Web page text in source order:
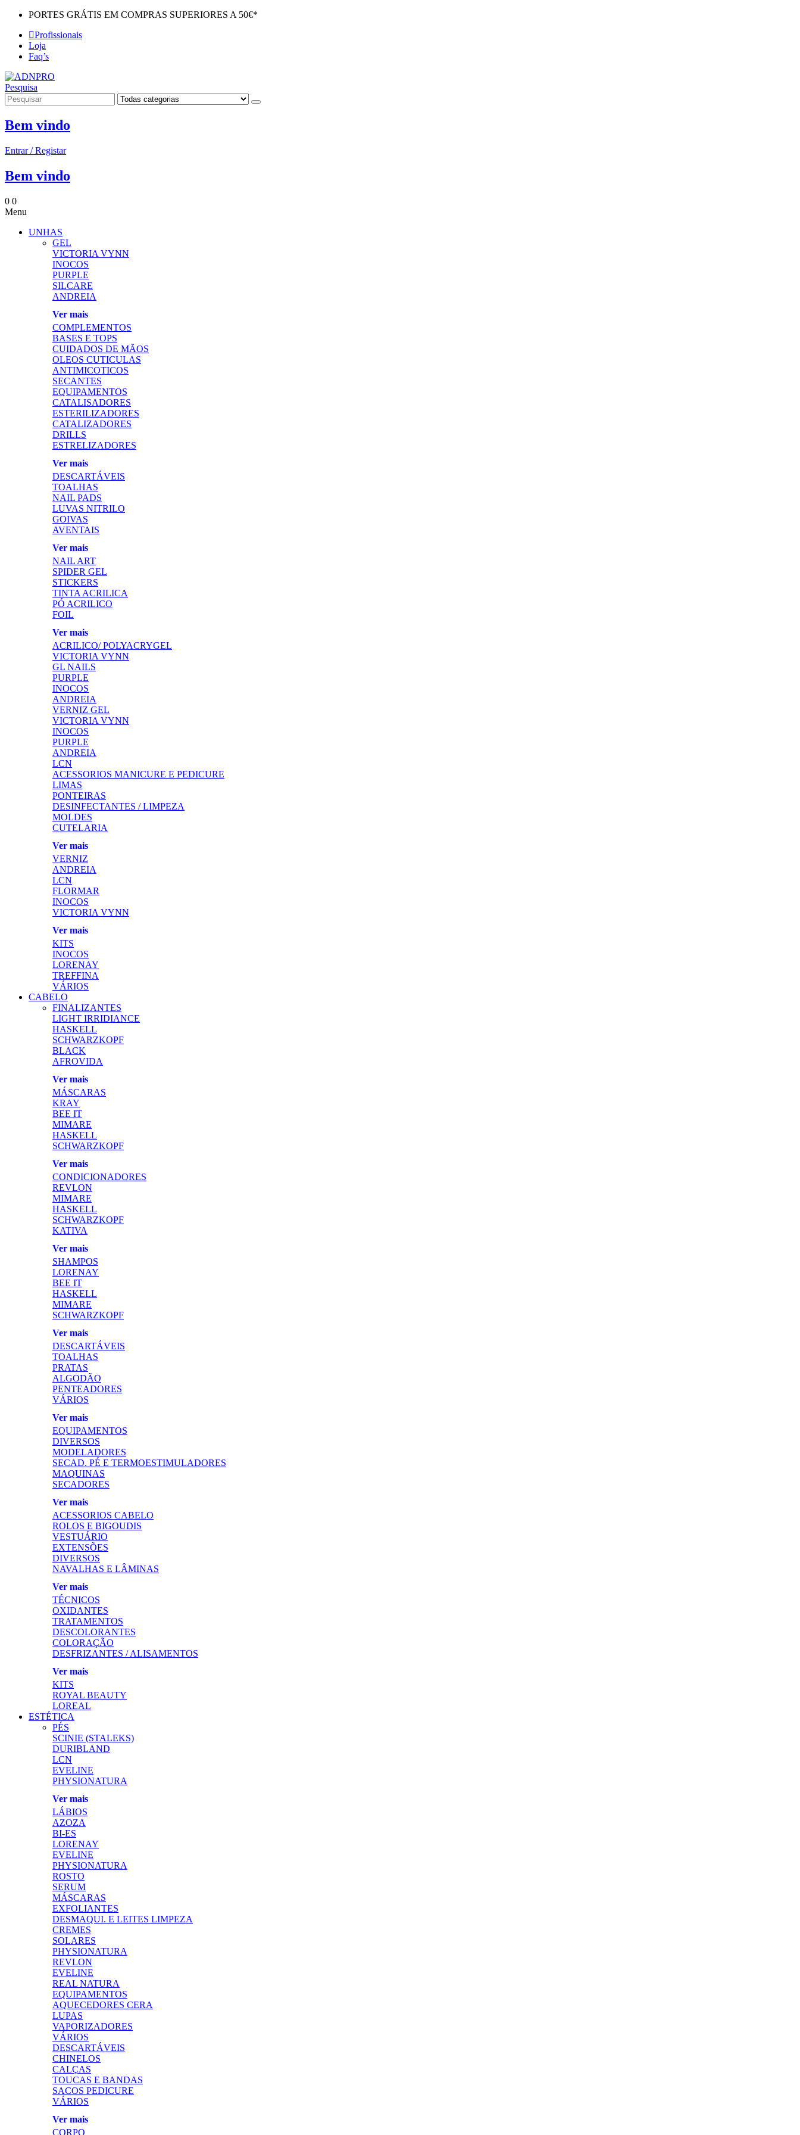
PORTES GRÁTIS EM COMPRAS SUPERIORES A 50€*
Profissionais
Loja
Faq’s
Pesquisa
Bem vindo
Entrar / Registar
Bem vindo
0 0
Menu
UNHAS
GEL
VICTORIA VYNN
INOCOS
PURPLE
SILCARE
ANDREIA
Ver mais
COMPLEMENTOS
BASES E TOPS
CUIDADOS DE MÃOS
OLEOS CUTICULAS
ANTIMICOTICOS
SECANTES
EQUIPAMENTOS
CATALISADORES
ESTERILIZADORES
CATALIZADORES
DRILLS
ESTRELIZADORES
Ver mais
DESCARTÁVEIS
TOALHAS
NAIL PADS
LUVAS NITRILO
GOIVAS
AVENTAIS
Ver mais
NAIL ART
SPIDER GEL
STICKERS
TINTA ACRILICA
PÓ ACRILICO
FOIL
Ver mais
ACRILICO/ POLYACRYGEL
VICTORIA VYNN
GL NAILS
PURPLE
INOCOS
ANDREIA
VERNIZ GEL
VICTORIA VYNN
INOCOS
PURPLE
ANDREIA
LCN
ACESSORIOS MANICURE E PEDICURE
LIMAS
PONTEIRAS
DESINFECTANTES / LIMPEZA
MOLDES
CUTELARIA
Ver mais
VERNIZ
ANDREIA
LCN
FLORMAR
INOCOS
VICTORIA VYNN
Ver mais
KITS
INOCOS
LORENAY
TREFFINA
VÁRIOS
CABELO
FINALIZANTES
LIGHT IRRIDIANCE
HASKELL
SCHWARZKOPF
BLACK
AFROVIDA
Ver mais
MÁSCARAS
KRAY
BEE IT
MIMARE
HASKELL
SCHWARZKOPF
Ver mais
CONDICIONADORES
REVLON
MIMARE
HASKELL
SCHWARZKOPF
KATIVA
Ver mais
SHAMPOS
LORENAY
BEE IT
HASKELL
MIMARE
SCHWARZKOPF
Ver mais
DESCARTÁVEIS
TOALHAS
PRATAS
ALGODÃO
PENTEADORES
VÁRIOS
Ver mais
EQUIPAMENTOS
DIVERSOS
MODELADORES
SECAD. PÉ E TERMOESTIMULADORES
MAQUINAS
SECADORES
Ver mais
ACESSORIOS CABELO
ROLOS E BIGOUDIS
VESTUÁRIO
EXTENSÕES
DIVERSOS
NAVALHAS E LÂMINAS
Ver mais
TÉCNICOS
OXIDANTES
TRATAMENTOS
DESCOLORANTES
COLORAÇÃO
DESFRIZANTES / ALISAMENTOS
Ver mais
KITS
ROYAL BEAUTY
LOREAL
ESTÉTICA
PÉS
SCINIE (STALEKS)
DURIBLAND
LCN
EVELINE
PHYSIONATURA
Ver mais
LÁBIOS
AZOZA
BI-ES
LORENAY
EVELINE
PHYSIONATURA
ROSTO
SERUM
MÁSCARAS
EXFOLIANTES
DESMAQUI. E LEITES LIMPEZA
CREMES
SOLARES
PHYSIONATURA
REVLON
EVELINE
REAL NATURA
EQUIPAMENTOS
AQUECEDORES CERA
LUPAS
VAPORIZADORES
VÁRIOS
DESCARTÁVEIS
CHINELOS
CALÇAS
TOUCAS E BANDAS
SACOS PEDICURE
VÁRIOS
Ver mais
CORPO